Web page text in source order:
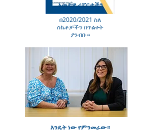
አመታዊ ሪፖርታችን
በ2020/2021 ስለ
ስኬቶቻችን በጥልቀት
ያንብቡ።
እንዴት ነው የምንመራው።